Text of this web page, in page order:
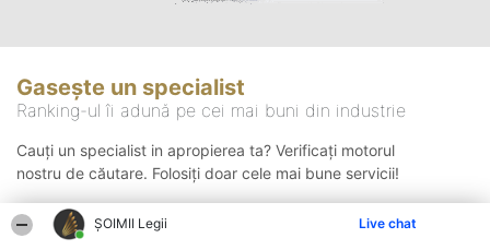
ȘOIMII Legii Live chat
Gasește un specialist
Ranking-ul îi adună pe cei mai buni din industrie
Cauți un specialist in apropierea ta? Verificați motorul
nostru de căutare. Folosiți doar cele mai bune servicii!